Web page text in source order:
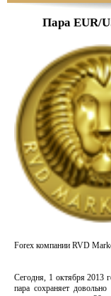
Пара EUR/
Forex компании RVD
Сегодня, 1 октября 2013
пара сохраняет